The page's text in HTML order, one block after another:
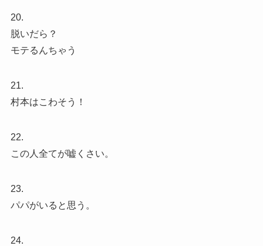
20.
脱いだら？
モテるんちゃう
21.
村本はこわそう！
22.
この人全てが嘘くさい。
23.
パパがいると思う。
24.